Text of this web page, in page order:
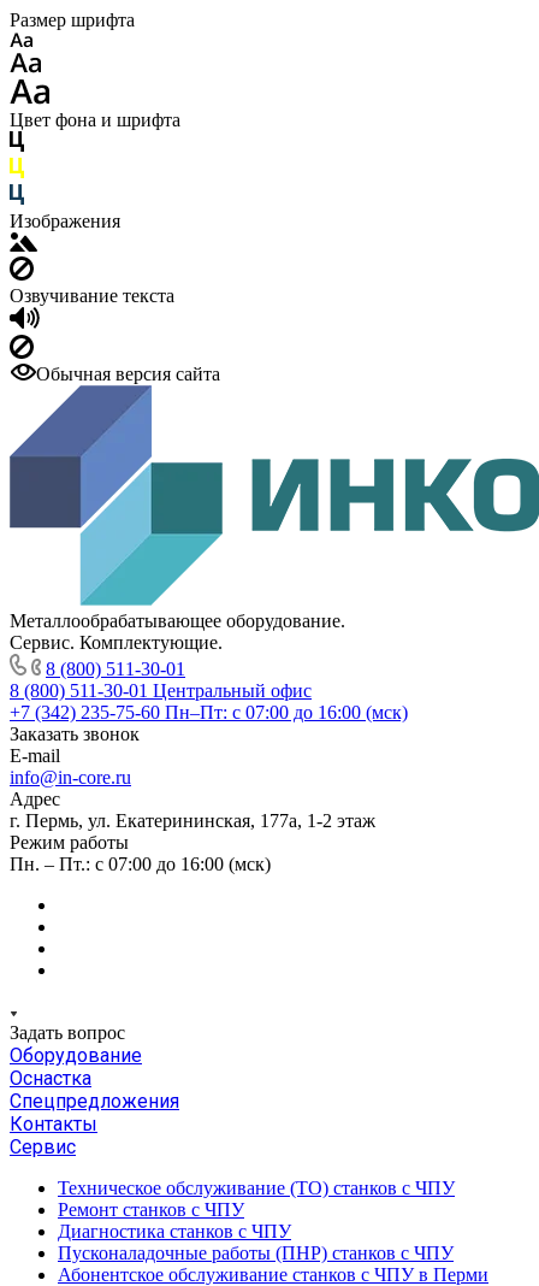
Размер шрифта
Цвет фона и шрифта
Изображения
Озвучивание текста
Обычная версия сайта
Металлообрабатывающее оборудование.
Сервис. Комплектующие.
8 (800) 511-30-01
8 (800) 511-30-01 Центральный офис
+7 (342) 235-75-60 Пн–Пт: с 07:00 до 16:00 (мск)
Заказать звонок
E-mail
info@in-core.ru
Адрес
г. Пермь, ул. ​Екатерининская, 177а, ​1-2 этаж
Режим работы
Пн. – Пт.: с 07:00 до 16:00 (мск)
Задать вопрос
Оборудование
Оснастка
Спецпредложения
Контакты
Сервис
Техническое обслуживание (ТО) станков с ЧПУ
Ремонт станков с ЧПУ
Диагностика станков с ЧПУ
Пусконаладочные работы (ПНР) станков с ЧПУ
Абонентское обслуживание станков с ЧПУ в Перми